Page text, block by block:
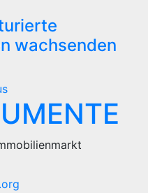
wachsenden